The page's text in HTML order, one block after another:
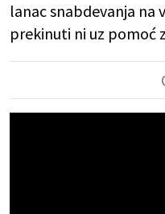
lanac snabdevanja na
prekinuti ni uz pomoć